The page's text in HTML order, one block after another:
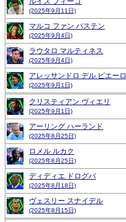
(2025年9月11日)
マルコ ファン バステン
(2025年9月4日)
ラウタロ マルティネス
(2025年9月4日)
アレッサンドロ デル ピエーロ
(2025年9月1日)
クリスティアン ヴィエリ
(2025年9月1日)
アーリング ハーランド
(2025年8月25日)
ロメル ルカク
(2025年8月25日)
ディディエ ドログバ
(2025年8月18日)
ヴェスリー スナイデル
(2025年8月15日)